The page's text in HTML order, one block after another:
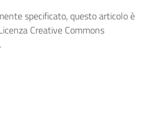
specificato, questo articolo è
Creative Commons